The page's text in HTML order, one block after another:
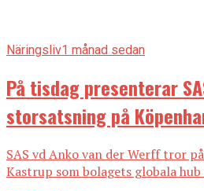
Näringsliv1 månad sedan
På tisdag presenterar
storsatsning på
SAS vd Anko van der Werff tror
Kastrup som bolagets globala